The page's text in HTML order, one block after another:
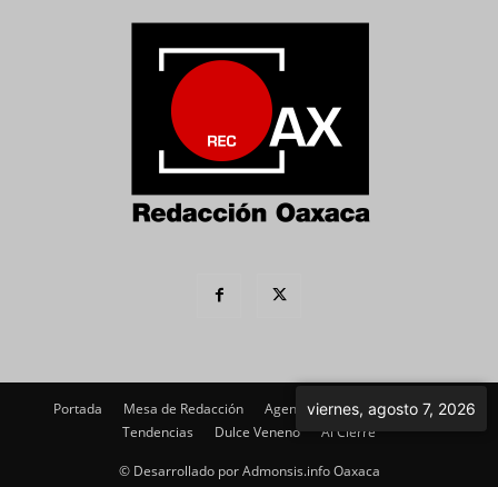
Portada Mesa de Redacción Agenda Política
Imagen
Tendencias
Dulce Veneno Al Cierre
© Desarrollado por Admonsis.info Oaxaca
viernes, agosto 7, 2026